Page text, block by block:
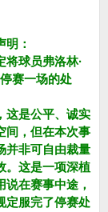
：
将球员弗洛林·
赛一场的处
这是公平、诚实
间，但在本次事
并非可自由裁量
。这是一项深植
在赛事中途，
定服完了停赛处